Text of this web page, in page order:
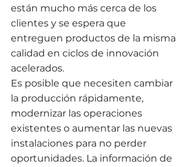
están mucho más cerca de los
clientes y se espera que
entreguen productos de la misma
calidad en ciclos de innovación
acelerados.
Es posible que necesiten cambiar
la producción rápidamente,
modernizar las operaciones
existentes o aumentar las nuevas
instalaciones para no perder
oportunidades. La información de